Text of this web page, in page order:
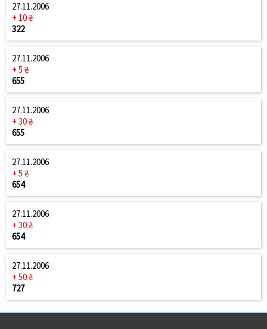
27.11.2006
+ 10 ₴
322
27.11.2006
+ 5 ₴
655
27.11.2006
+ 30 ₴
655
27.11.2006
+ 5 ₴
654
27.11.2006
+ 30 ₴
654
27.11.2006
+ 50 ₴
727